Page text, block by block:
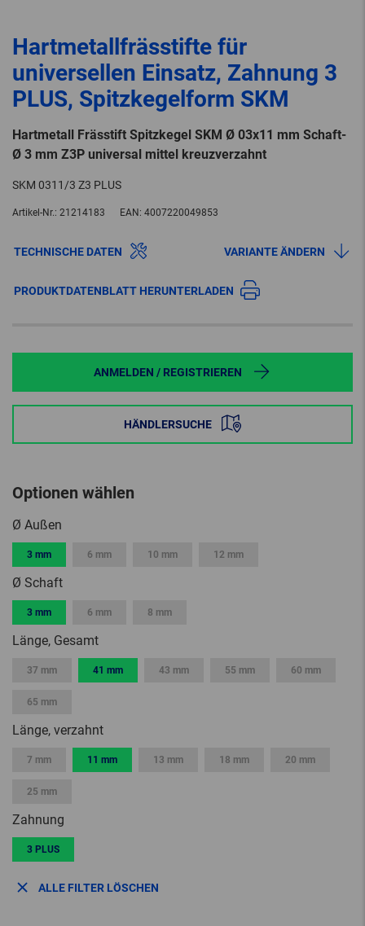
Hartmetallfrässtifte für
universellen Einsatz, Zahnung 3
PLUS, Spitzkegelform SKM
Hartmetall Frässtift Spitzkegel SKM Ø 03x11 mm Schaft-
Ø 3 mm Z3P universal mittel kreuzverzahnt
SKM 0311/3 Z3 PLUS
Artikel-Nr.: 21214183 EAN: 4007220049853
TECHNISCHE DATEN VARIANTE ÄNDERN
PRODUKTDATENBLATT HERUNTERLADEN
ANMELDEN / REGISTRIEREN
HÄNDLERSUCHE
Optionen wählen
Ø Außen
3 mm 6 mm 10 mm 12 mm
Ø Schaft
3 mm 6 mm 8 mm
Länge, Gesamt
37 mm 41 mm 43 mm 55 mm 60 mm
65 mm
Länge, verzahnt
7 mm 11 mm 13 mm 18 mm 20 mm
25 mm
Zahnung
3 PLUS
ALLE FILTER LÖSCHEN